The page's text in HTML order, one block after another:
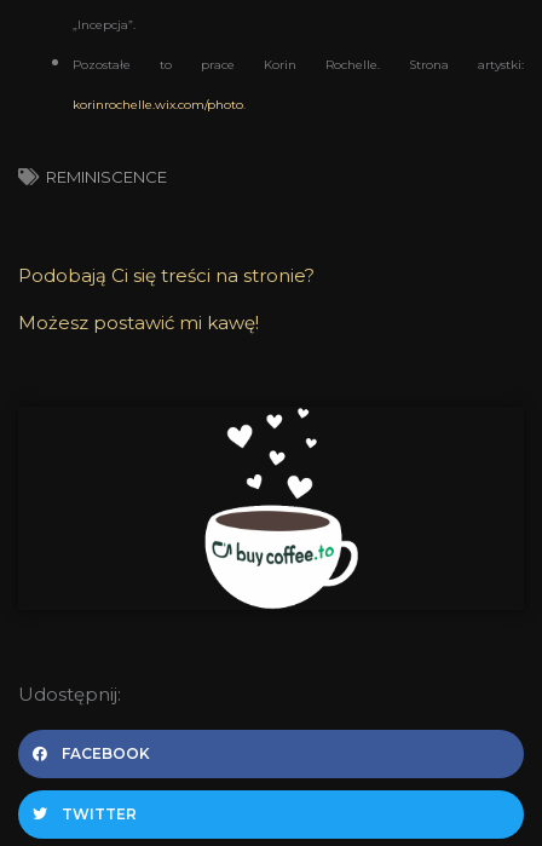
„Incepcja”.
Pozostałe to prace Korin Rochelle. Strona artystki:
korinrochelle.wix.com/photo.
REMINISCENCE
Podobają Ci się treści na stronie?
Możesz postawić mi kawę!
Udostępnij:
FACEBOOK
TWITTER